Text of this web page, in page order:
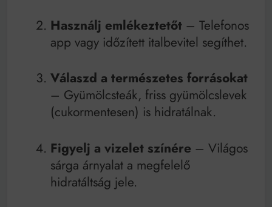
Használj emlékeztetőt– Telefonos
app vagy időzített italbevitel segíthet.
Válaszd a természetes forrásokat
– Gyümölcsteák, friss gyümölcslevek
(cukormentesen) is hidratálnak.
Figyelj a vizelet színére – Világos
sárga árnyalat a megfelelő
hidratáltság jele.